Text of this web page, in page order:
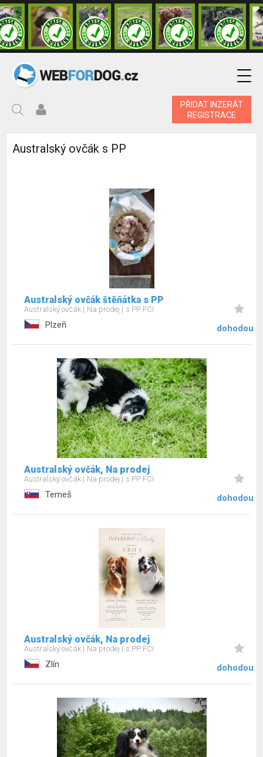
PŘIDAT INZERÁT
REGISTRACE
Australský ovčák s PP
Australský ovčák štěňátka s PP
Australský ovčák Na prodej s PP FCI
Plzeň dohodou
Australský ovčák, Na prodej
Australský ovčák Na prodej s PP FCI
Temeš dohodou
Australský ovčák, Na prodej
Australský ovčák Na prodej s PP FCI
Zlín dohodou